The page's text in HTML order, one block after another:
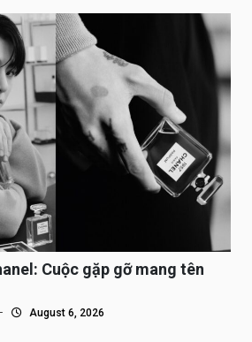
Cuộc gặp gỡ mang tên
August 6, 2026